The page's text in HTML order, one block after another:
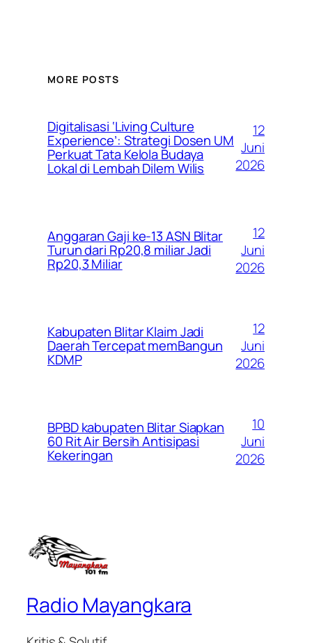
MORE POSTS
Digitalisasi ‘Living Culture
Experience’: Strategi Dosen UM
Perkuat Tata Kelola Budaya
Lokal di Lembah Dilem Wilis
12
Juni
2026
Anggaran Gaji ke-13 ASN Blitar
Turun dari Rp20,8 miliar Jadi
Rp20,3 Miliar
12
Juni
2026
Kabupaten Blitar Klaim Jadi
Daerah Tercepat memBangun
KDMP
12
Juni
2026
BPBD kabupaten Blitar Siapkan
60 Rit Air Bersih Antisipasi
Kekeringan
10
Juni
2026
Radio Mayangkara